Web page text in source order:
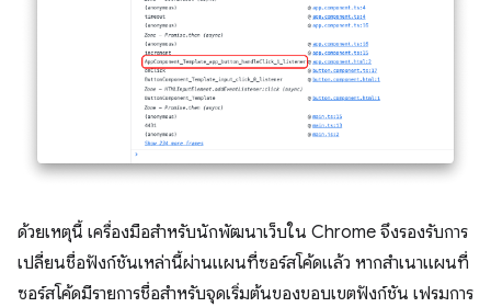
ด้วยเหตุนี้ เครื่องมือสำหรับนักพัฒนาเว็บใน Chrome จึงรองรับการ
เปลี่ยนชื่อฟังก์ชันเหล่านี้ผ่านแผนที่ซอร์สโค้ดแล้ว หากสําเนาแผนที่
ซอร์สโค้ดมีรายการชื่อสําหรับจุดเริ่มต้นของขอบเขตฟังก์ชัน เฟรมการ